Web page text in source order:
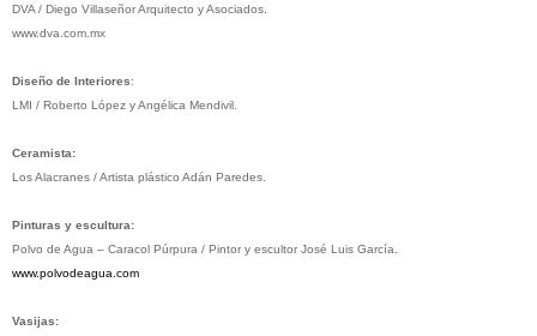
DVA / Diego Villaseñor Arquitecto y Asociados.
www.dva.com.mx
Diseño de Interiores:
LMI / Roberto López y Angélica Mendivil.
Ceramista:
Los Alacranes / Artista plástico Adán Paredes.
Pinturas y escultura:
Polvo de Agua – Caracol Púrpura / Pintor y escultor José Luis García.
www.polvodeagua.com
Vasijas: